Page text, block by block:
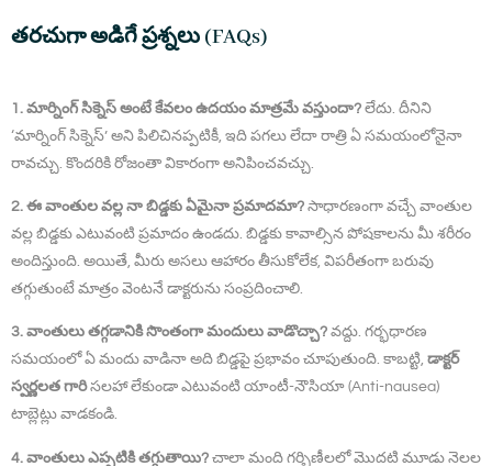
తరచుగా అడిగే ప్రశ్నలు (FAQs)
1. మార్నింగ్ సిక్నెస్ అంటే కేవలం ఉదయం మాత్రమే వస్తుందా? లేదు. దీనిని
‘మార్నింగ్ సిక్నెస్’ అని పిలిచినప్పటికీ, ఇది పగలు లేదా రాత్రి ఏ సమయంలోనైనా
రావచ్చు. కొందరికి రోజంతా వికారంగా అనిపించవచ్చు.
2. ఈ వాంతుల వల్ల నా బిడ్డకు ఏమైనా ప్రమాదమా? సాధారణంగా వచ్చే వాంతుల
వల్ల బిడ్డకు ఎటువంటి ప్రమాదం ఉండదు. బిడ్డకు కావాల్సిన పోషకాలను మీ శరీరం
అందిస్తుంది. అయితే, మీరు అసలు ఆహారం తీసుకోలేక, విపరీతంగా బరువు
తగ్గుతుంటే మాత్రం వెంటనే డాక్టరును సంప్రదించాలి.
3. వాంతులు తగ్గడానికి సొంతంగా మందులు వాడొచ్చా? వద్దు. గర్భధారణ
సమయంలో ఏ మందు వాడినా అది బిడ్డపై ప్రభావం చూపుతుంది. కాబట్టి, డాక్టర్
స్వర్ణలత గారిసలహా లేకుండా ఎటువంటి యాంటీ-నౌసియా (Anti-nausea)
టాబ్లెట్లు వాడకండి.
4. వాంతులు ఎప్పటికి తగ్గుతాయి? చాలా మంది గర్భిణీలలో మొదటి మూడు నెలల